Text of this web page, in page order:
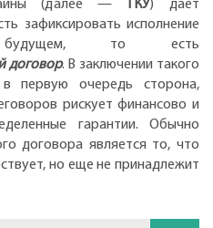
(далее — ГКУ) дает
зафиксировать исполнение
то есть
договор. В заключении такого
в первую очередь сторона,
рискует финансово и
гарантии. Обычно
договора является то, что
но еще не принадлежит